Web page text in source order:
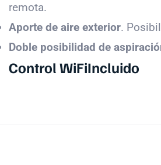
remota.
Aporte de aire exterior.
Doble posibilidad de
Control WiFiIncluido